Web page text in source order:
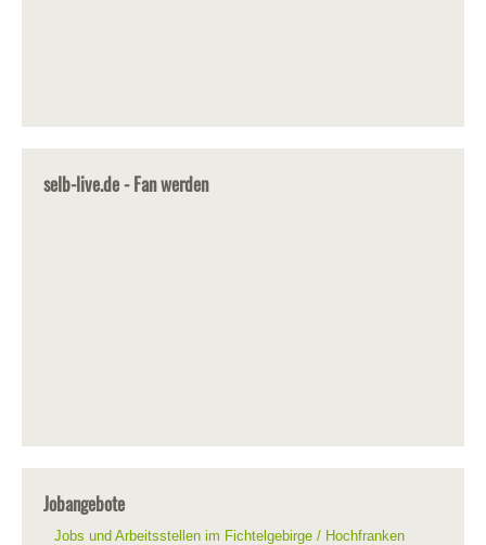
selb-live.de - Fan werden
Jobangebote
Jobs und Arbeitsstellen im Fichtelgebirge / Hochfranken